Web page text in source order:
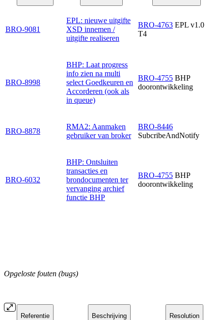
BRO-9081
EPL: nieuwe uitgifte
XSD innemen /
uitgifte realiseren
BRO-4763 EPL v1.0
T4
BRO-8998
BHP: Laat progress
info zien na multi
select Goedkeuren en
Accorderen (ook als
in queue)
BRO-4755 BHP
doorontwikkeling
BRO-8878
RMA2: Aanmaken
gebruiker van broker
BRO-8446
SubcribeAndNotify
BRO-6032
BHP: Ontsluiten
transacties en
brondocumenten ter
vervanging archief
functie BHP
BRO-4755 BHP
doorontwikkeling
Opgeloste fouten (bugs)
Referentie Beschrijving Resolution